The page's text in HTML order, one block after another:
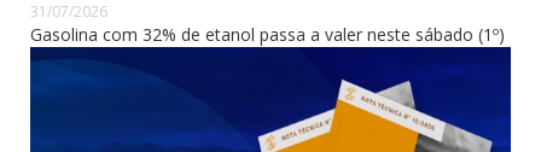
31/07/2026
Gasolina com 32% de etanol passa a valer neste sábado (1º)